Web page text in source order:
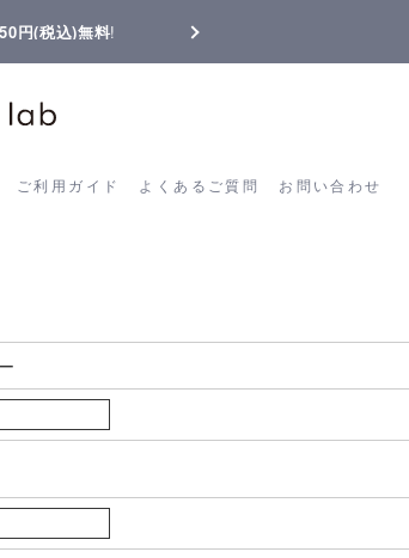
円(税込)無料!
ご利用ガイド よくあるご質問 お問い合わせ
す ご利用ガイド よくあるご質問